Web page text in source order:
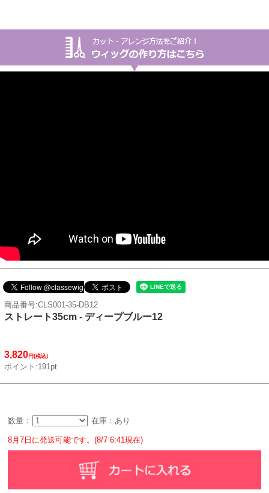
商品番号:CLS001-35-DB12
ストレート35cm - ディープブルー12
3,820円(税込)
ポイント:191pt
数量： 在庫：あり
8月7日に発送可能です。(8/7 6:41現在)